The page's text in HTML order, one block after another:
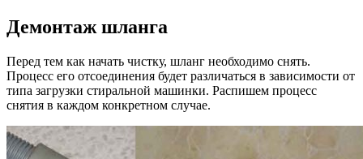
Демонтаж шланга
Перед тем как начать чистку, шланг необходимо снять.
Процесс его отсоединения будет различаться в зависимости от
типа загрузки стиральной машинки. Распишем процесс
снятия в каждом конкретном случае.